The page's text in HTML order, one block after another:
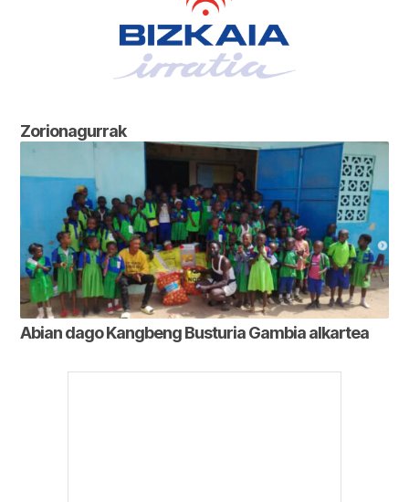
Zorionagurrak
Abian dago Kangbeng Busturia Gambia alkartea